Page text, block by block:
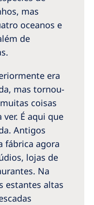
mas
oceanos e
de
era
mas tornou-
coisas
É aqui que
Antigos
fábrica agora
lojas de
Na
estantes altas